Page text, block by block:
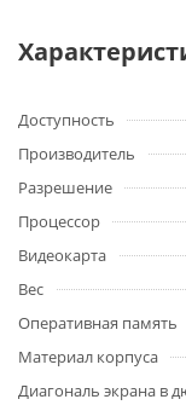
Доступность
Производитель
Разрешение
Процессор
Видеокарта
Вес
Оперативная память
Материал корпуса
Диагональ экрана в